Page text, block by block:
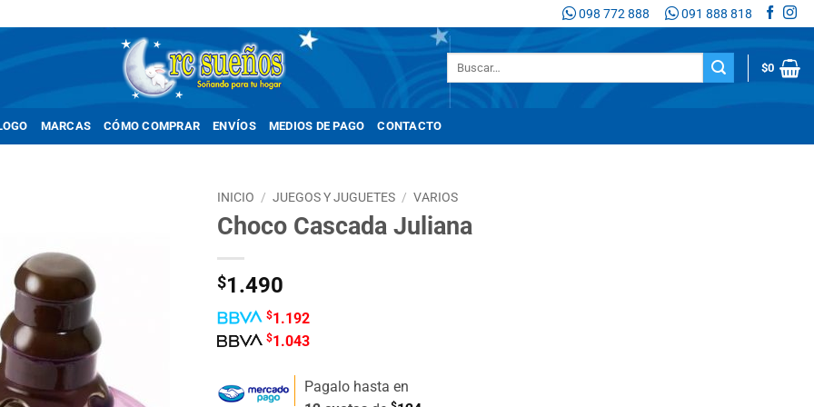
098 772 888 091 888 818
$0
MARCAS CÓMO COMPRAR ENVÍOS MEDIOS DE PAGO CONTACTO
INICIO / JUEGOS Y JUGUETES / VARIOS
Choco Cascada Juliana
$1.490
$1.192
$1.043
Pagalo hasta en